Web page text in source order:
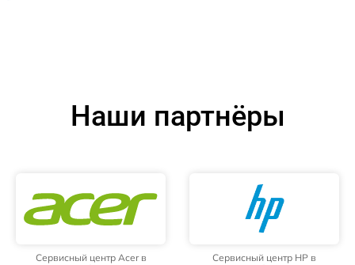
Наши партнёры
Сервисный центр Acer в
Сервисный центр HP в